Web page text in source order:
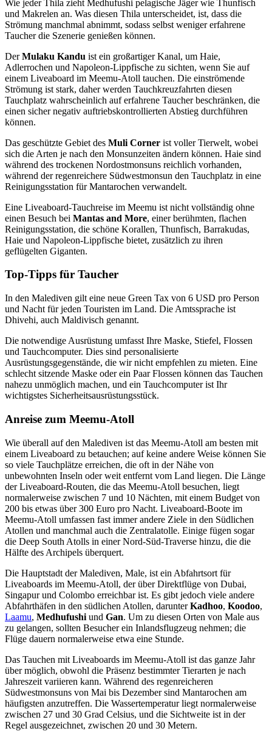
Wie jeder Thila zieht Medhufushi pelagische Jäger wie Thunfisch
und Makrelen an. Was diesen Thila unterscheidet, ist, dass die
Strömung manchmal abnimmt, sodass selbst weniger erfahrene
Taucher die Szenerie genießen können.
DerMulaku Kandu ist ein großartiger Kanal, um Haie,
Adlerrochen und Napoleon-Lippfische zu sichten, wenn Sie auf
einem Liveaboard im Meemu-Atoll tauchen. Die einströmende
Strömung ist stark, daher werden Tauchkreuzfahrten diesen
Tauchplatz wahrscheinlich auf erfahrene Taucher beschränken, die
einen sicher negativ auftriebskontrollierten Abstieg durchführen
können.
Das geschützte Gebiet des Muli Corner ist voller Tierwelt, wobei
sich die Arten je nach den Monsunzeiten ändern können. Haie sind
während des trockenen Nordostmonsuns reichlich vorhanden,
während der regenreichere Südwestmonsun den Tauchplatz in eine
Reinigungsstation für Mantarochen verwandelt.
Eine Liveaboard-Tauchreise im Meemu ist nicht vollständig ohne
einen Besuch bei Mantas and More, einer berühmten, flachen
Reinigungsstation, die schöne Korallen, Thunfisch, Barrakudas,
Haie und Napoleon-Lippfische bietet, zusätzlich zu ihren
geflügelten Giganten.
Top-Tipps für Taucher
In den Malediven gilt eine neue Green Tax von 6 USD pro Person
und Nacht für jeden Touristen im Land. Die Amtssprache ist
Dhivehi, auch Maldivisch genannt.
Die notwendige Ausrüstung umfasst Ihre Maske, Stiefel, Flossen
und Tauchcomputer. Dies sind personalisierte
Ausrüstungsgegenstände, die wir nicht empfehlen zu mieten. Eine
schlecht sitzende Maske oder ein Paar Flossen können das Tauchen
nahezu unmöglich machen, und ein Tauchcomputer ist Ihr
wichtigstes Sicherheitsausrüstungsstück.
Anreise zum Meemu-Atoll
Wie überall auf den Malediven ist das Meemu-Atoll am besten mit
einem Liveaboard zu betauchen; auf keine andere Weise können Sie
so viele Tauchplätze erreichen, die oft in der Nähe von
unbewohnten Inseln oder weit entfernt vom Land liegen. Die Länge
der Liveaboard-Routen, die das Meemu-Atoll besuchen, liegt
normalerweise zwischen 7 und 10 Nächten, mit einem Budget von
200 bis etwas über 300 Euro pro Nacht. Liveaboard-Boote im
Meemu-Atoll umfassen fast immer andere Ziele in den Südlichen
Atollen und manchmal auch die Zentralatolle. Einige fügen sogar
die Deep South Atolls in einer Nord-Süd-Traverse hinzu, die die
Hälfte des Archipels überquert.
Die Hauptstadt der Malediven, Male, ist ein Abfahrtsort für
Liveaboards im Meemu-Atoll, der über Direktflüge von Dubai,
Singapur und Colombo erreichbar ist. Es gibt jedoch viele andere
Abfahrthäfen in den südlichen Atollen, darunterKadhoo, Koodoo,
Laamu, Medhufushi und Gan. Um zu diesen Orten von Male aus
zu gelangen, sollten Besucher ein Inlandsflugzeug nehmen; die
Flüge dauern normalerweise etwa eine Stunde.
Das Tauchen mit Liveaboards im Meemu-Atoll ist das ganze Jahr
über möglich, obwohl die Präsenz bestimmter Tierarten je nach
Jahreszeit variieren kann. Während des regenreicheren
Südwestmonsuns von Mai bis Dezember sind Mantarochen am
häufigsten anzutreffen. Die Wassertemperatur liegt normalerweise
zwischen 27 und 30 Grad Celsius, und die Sichtweite ist in der
Regel ausgezeichnet, zwischen 20 und 30 Metern.